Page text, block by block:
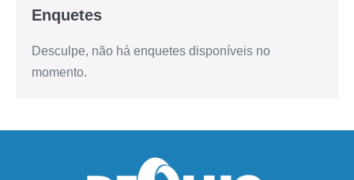
Enquetes
Desculpe, não há enquetes disponíveis no
momento.